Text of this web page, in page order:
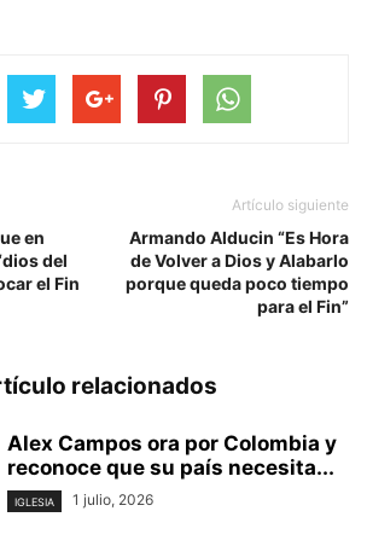
en
del
el Fin
Artículo siguiente
Armando Alducin “Es Hora
de Volver a Dios y Alabarlo
porque queda poco tiempo
para el Fin”
relacionados
Alex Campos ora por Colombia y
reconoce que su país necesita...
IGLESIA 1 julio, 2026